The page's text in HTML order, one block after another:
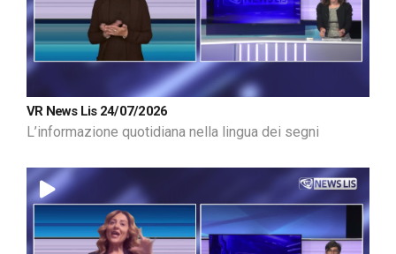
VR News Lis 24/07/2026
L’informazione quotidiana nella lingua dei segni